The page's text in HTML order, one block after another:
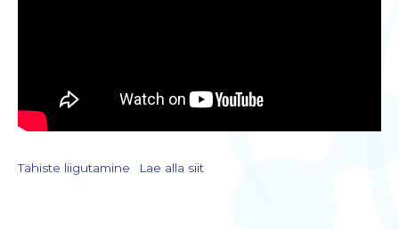
Tähiste liigutamine Lae alla siit